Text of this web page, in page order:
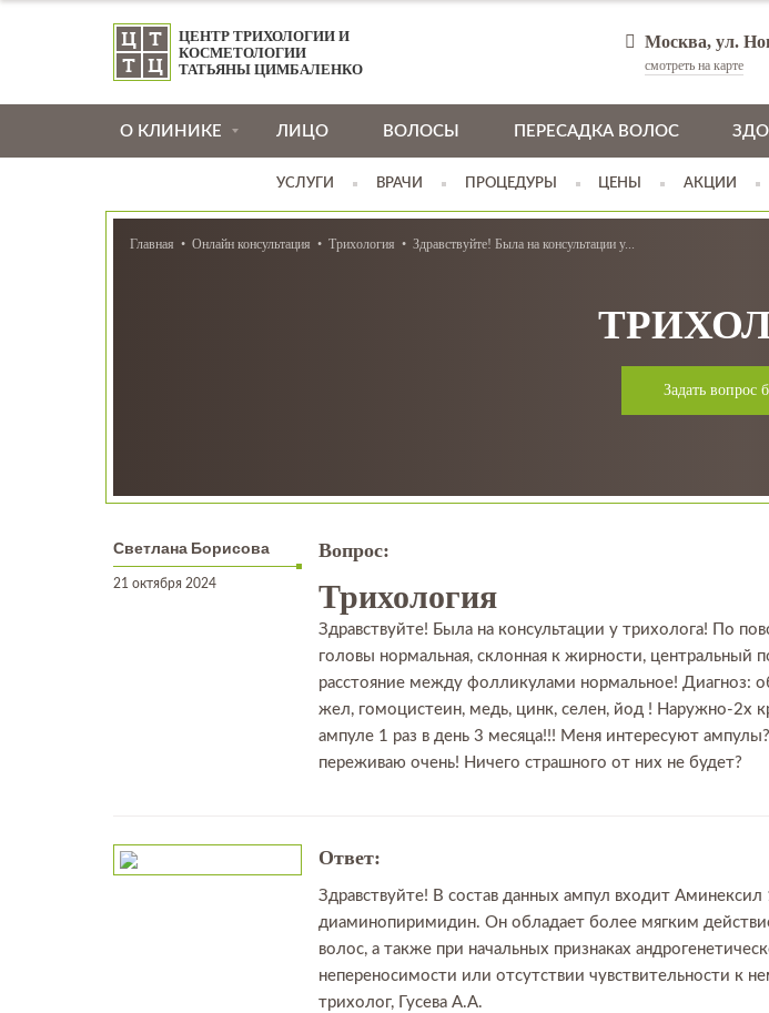
ЦЕНТР ТРИХОЛОГИИ И
КОСМЕТОЛОГИИ
ТАТЬЯНЫ ЦИМБАЛЕНКО
Москва, ул.
смотреть на карте
О КЛИНИКЕ ЛИЦО ВОЛОСЫ ПЕРЕСАДКА ВОЛОС
УСЛУГИ ВРАЧИ ПРОЦЕДУРЫ ЦЕНЫ АКЦИИ
Главная Онлайн консультация Трихология Здравствуйте! Была на консультации у...
Задать вопрос
Светлана Борисова
21 октября 2024
Вопрос:
Трихология
Здравствуйте! Была на консультации у трихолога! По
головы нормальная, склонная к жирности,
расстояние между фолликулами нормальное! Диагноз:
жел, гомоцистеин, медь, цинк, селен, йод ! Наружно-2х
ампуле 1 раз в день 3 месяца!!! Меня интересуют
переживаю очень! Ничего страшного от них не будет?
Ответ:
Здравствуйте! В состав данных ампул входит
диаминопиримидин. Он обладает более мягким
волос, а также при начальных признаках
непереносимости или отсутствии чувствительности
трихолог, Гусева А.А.